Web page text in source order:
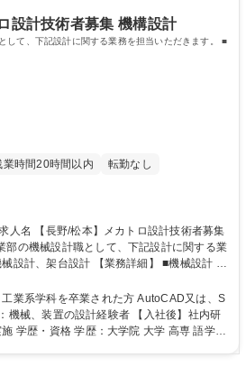
チームでの現場OJT（実務研修）を通じ
学歴：大学 高専 短大
第一種運転免許普通自動車
設計技術者募集 機構設計
して、下記設計に関する業務を担当いただきます。 ■
業時間20時間以内
転勤なし
部の機械設計職として、下記設計に関する業
【業務詳細】 ■機械設計 ※
内容の変更の範囲:当社業務全般 募集職
技術者募集
を卒業された方 AutoCAD又は、S
の設計経験者 【入社後】社内研
語学